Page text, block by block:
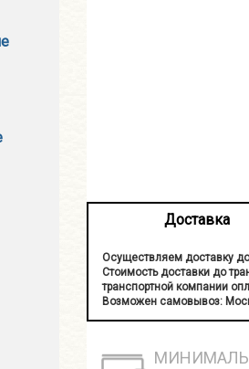
Доставка
Осуществляем доставку
Стоимость доставки до
транспортной компании
Возможен самовывоз: